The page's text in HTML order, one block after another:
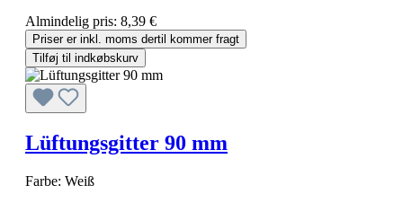
Almindelig pris: 8,39 €
Priser er inkl. moms dertil kommer fragt
Tilføj til indkøbskurv
Lüftungsgitter 90 mm
Farbe: Weiß